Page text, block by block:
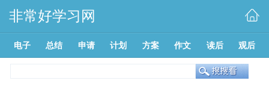
非常好学习网
电子 总结 申请 计划 方案 作文 读后 观后